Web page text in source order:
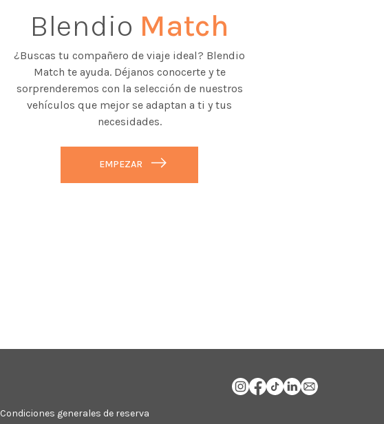
Blendio Match
¿Buscas tu compañero de viaje ideal? Blendio
Match te ayuda. Déjanos conocerte y te
sorprenderemos con la selección de nuestros
vehículos que mejor se adaptan a ti y tus
necesidades.
EMPEZAR
Condiciones generales de reserva